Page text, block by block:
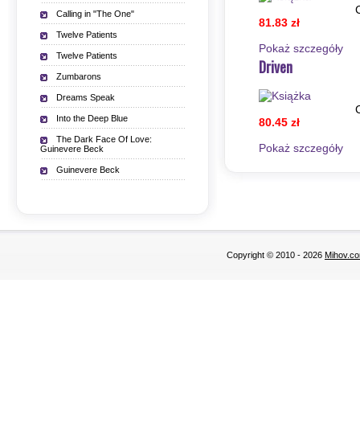
81.83 zł
Pokaż szczegόły
Driven
80.45 zł
Pokaż szczegόły
Calling in "The One"
Twelve Patients
Twelve Patients
Zumbarons
Dreams Speak
Into the Deep Blue
The Dark Face Of Love:
Guinevere Beck
Guinevere Beck
Copyright © 2010 - 2026